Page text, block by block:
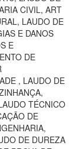
CIVIL, ART
LAUDO DE
E DANOS
E
DE
, LAUDO DE
TÉCNICO
DE
DE DUREZA